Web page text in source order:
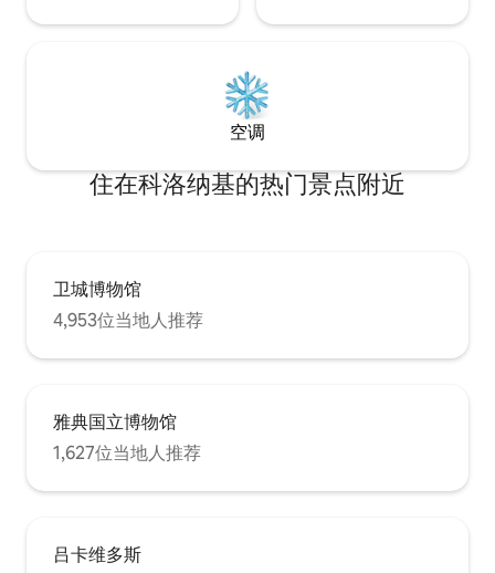
空调
住在科洛纳基的热门景点附近
卫城博物馆
4,953位当地人推荐
雅典国立博物馆
1,627位当地人推荐
吕卡维多斯